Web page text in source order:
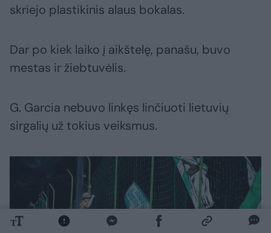
skriejo plastikinis alaus bokalas.
Dar po kiek laiko į aikštelę, panašu, buvo
mestas ir žiebtuvėlis.
G. Garcia nebuvo linkęs linčiuoti lietuvių
sirgalių už tokius veiksmus.